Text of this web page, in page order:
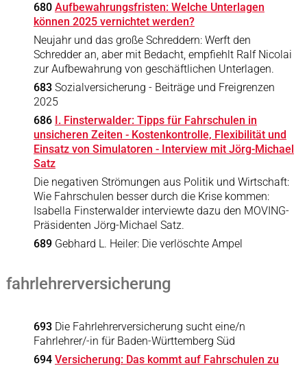
680 Aufbewahrungsfristen: Welche Unterlagen
können 2025 vernichtet werden?
Neujahr und das große Schreddern: Werft den
Schredder an, aber mit Bedacht, empfiehlt Ralf Nicolai
zur Aufbewahrung von geschäftlichen Unterlagen.
683Sozialversicherung - Beiträge und Freigrenzen
2025
686 I. Finsterwalder: Tipps für Fahrschulen in
unsicheren Zeiten - Kostenkontrolle, Flexibilität und
Einsatz von Simulatoren - Interview mit Jörg-Michael
Satz
Die negativen Strömungen aus Politik und Wirtschaft:
Wie Fahrschulen besser durch die Krise kommen:
Isabella Finsterwalder interviewte dazu den MOVING-
Präsidenten Jörg-Michael Satz.
689Gebhard L. Heiler: Die verlöschte Ampel
fahrlehrerversicherung
693 Die Fahrlehrerversicherung sucht eine/n
Fahrlehrer/-in für Baden-Württemberg Süd
694 Versicherung: Das kommt auf Fahrschulen zu